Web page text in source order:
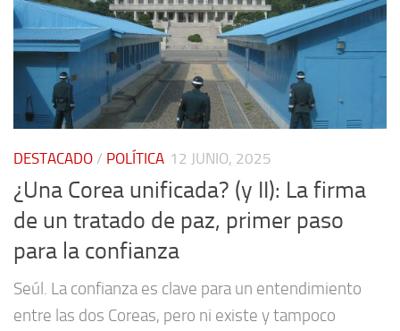
DESTACADO / POLÍTICA 12 JUNIO, 2025
¿Una Corea unificada? (y II): La firma
de un tratado de paz, primer paso
para la confianza
Seúl. La confianza es clave para un entendimiento
entre las dos Coreas, pero ni existe y tampoco